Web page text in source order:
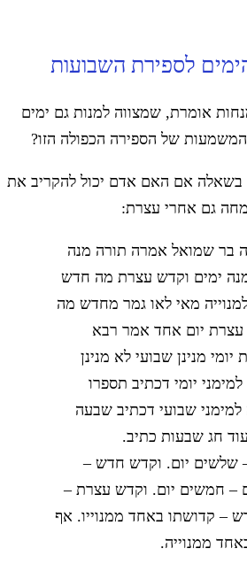
לספירת השבועות
אומרת, שמצווה למנות גם ימים
של הספירה הכפולה הזו?
בשאלה אם האם אדם יכול להקריב את
גם אחרי עצרת:
בר שמואל אמרה תורה מנה
ימים וקדש עצרת מה חדש
מאי לאו גמר מחדש מה
יום אחד אמר רבא
מנינן שבועי לא מנינן
יומי דכתיב תספרו
שבועי דכתיב שבעה
חג שבעות כתיב.
שלשים יום. וקדש חדש –
– חמשים יום. וקדש עצרת –
– קדושתו באחד ממנוייו. אף
ממנוייה.